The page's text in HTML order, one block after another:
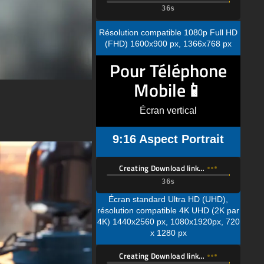
(FHD) 1600x900 px, 1366x768 px
Pour Téléphone
Mobile📱
Écran vertical
9:16 Aspect Portrait
Creating Download link…
résolution compatible 4K UHD (2K par
4K) 1440x2560 px, 1080x1920px, 720
Creating Download link…
Résolution d'affichage standard Quad
720 x 1280 px